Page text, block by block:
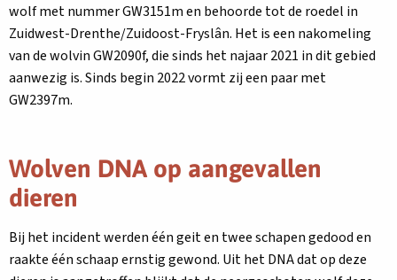
wolf met nummer GW3151m en behoorde tot de roedel in
Zuidwest-Drenthe/Zuidoost-Fryslân. Het is een nakomeling
van de wolvin GW2090f, die sinds het najaar 2021 in dit gebied
aanwezig is. Sinds begin 2022 vormt zij een paar met
GW2397m.
Wolven DNA op aangevallen
dieren
Bij het incident werden één geit en twee schapen gedood en
raakte één schaap ernstig gewond. Uit het DNA dat op deze